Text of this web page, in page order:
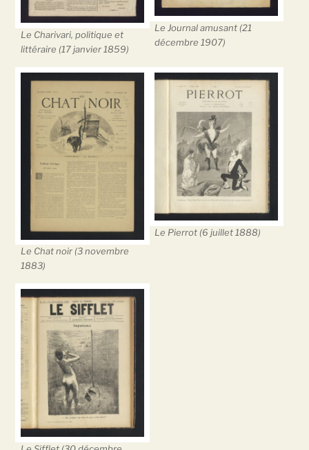
Le Charivari, politique et
littéraire (17 janvier 1859)
Le Journal amusant (21
décembre 1907)
Le Chat noir (3 novembre
1883)
Le Pierrot (6 juillet 1888)